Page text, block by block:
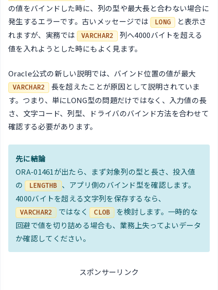
の値をバインドした時に、列の型や最大長と合わない場合に
発生するエラーです。古いメッセージでは
LONG
と表示さ
れますが、実務では VARCHAR2
列へ4000バイトを超える
値を入れようとした時にもよく見ます。
Oracle公式の新しい説明では、バインド位置の値が最大
VARCHAR2
長を超えたことが原因として説明されていま
す。つまり、単にLONG型の問題だけではなく、入力値の長
さ、文字コード、列型、ドライバのバインド方法を合わせて
確認する必要があります。
先に結論
ORA-01461が出たら、まず対象列の型と長さ、投入値
の
LENGTHB
、アプリ側のバインド型を確認します。
4000バイトを超える文字列を保存するなら、
VARCHAR2 ではなく CLOB
を検討します。一時的な
回避で値を切り詰める場合も、業務上失ってよいデータ
か確認してください。
スポンサーリンク